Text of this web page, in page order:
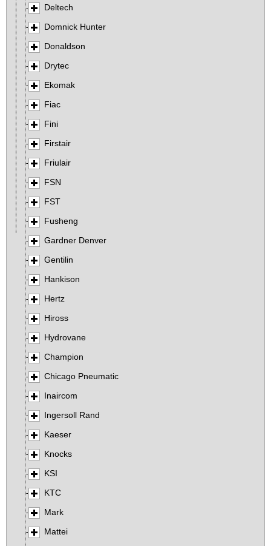
Deltech
Domnick Hunter
Donaldson
Drytec
Ekomak
Fiac
Fini
Firstair
Friulair
FSN
FST
Fusheng
Gardner Denver
Gentilin
Hankison
Hertz
Hiross
Hydrovane
Champion
Chicago Pneumatic
Inaircom
Ingersoll Rand
Kaeser
Knocks
KSI
KTC
Mark
Mattei